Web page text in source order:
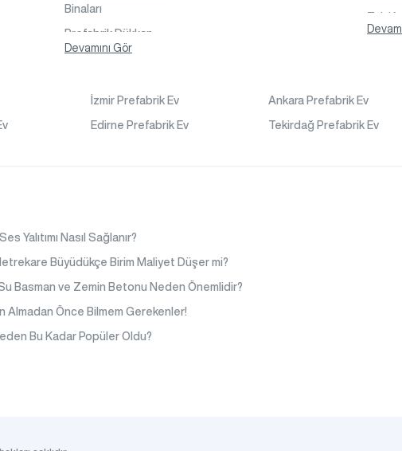
Binaları
Prefabrik Dükkan
Prefabrik Kafeterya
Prefabrik Okul Binaları
Prefabrik Acil Afet
Devamını Gör
İzmir Prefabrik Ev Ankara Prefabrik Ev
Edirne Prefabrik Ev Tekirdağ Prefabrik Ev
Yalıtımı Nasıl Sağlanır?
Büyüdükçe Birim Maliyet Düşer mi?
Basman ve Zemin Betonu Neden Önemlidir?
Almadan Önce Bilmem Gerekenler!
Bu Kadar Popüler Oldu?